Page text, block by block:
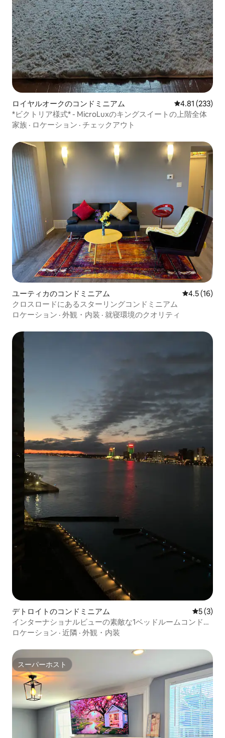
ロイヤルオークのコンドミニアム レビュー233
4.81 (233)
*ビクトリア様式* - MicroLuxのキングスイートの上階全体
家族 · ロケーション · チェックアウト
ユーティカのコンドミニアム レビュー16
4.5 (16)
クロスロードにあるスターリングコンドミニアム
ロケーション · 外観・内装 · 就寝環境のクオリティ
デトロイトのコンドミニアム レビュー
5 (3)
インターナショナルビューの素敵な1ベッドルームコンドミ
ニアム
ロケーション · 近隣 · 外観・内装
スーパーホスト
スーパーホスト